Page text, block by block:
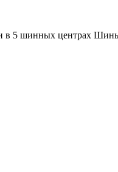
в 5 шинных центрах